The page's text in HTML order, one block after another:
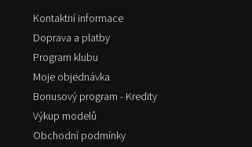
Kontaktní informace
Doprava a platby
Program klubu
Moje objednávka
Bonusový program - Kredity
Výkup modelů
Obchodní podmínky